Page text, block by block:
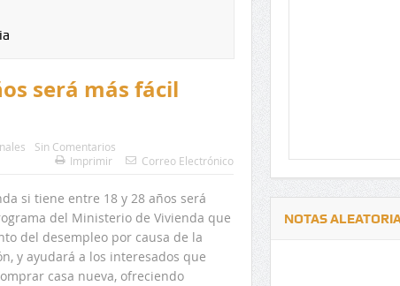
será más fácil
Sin Comentarios
Imprimir
Correo Electrónico
si tiene entre 18 y 28 años será
del Ministerio de Vivienda que
del desempleo por causa de la
y ayudará a los interesados que
casa nueva, ofreciendo
NOTAS